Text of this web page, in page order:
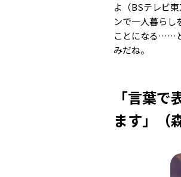
よ（BSテレビ
ンで一人暮らし
ことになる……
みだね。
「言葉
ます」（